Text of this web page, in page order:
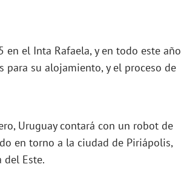
en el Inta Rafaela, y en todo este año
para su alojamiento, y el proceso de
Uruguay contará con un robot de
en torno a la ciudad de Piriápolis,
del Este.